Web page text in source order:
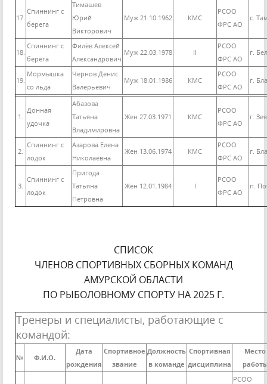
17.
Спиннинг с
берега
Тимашев
Юрий
Викторович
Муж 21.10.1962 КМС
РСОО
ФРС АО
с.
18.
Спиннинг с
берега
Филёв Алексей
Александрович
Муж 22.03.1978 II
РСОО
ФРС АО
г.
19.
Мормышка
со льда
Чернов Денис
Валерьевич
Муж 18.01.1986 КМС
РСОО
ФРС АО
г.
1.
Донная
удочка
Абазова
Татьяна
Владимировна
Жен 27.03.1971 КМС
РСОО
ФРС АО
г. Зея
2.
Спиннинг с
лодок
Азарова Елена
Николаевна
Жен 13.06.1974 КМС
РСОО
ФРС АО
г.
3.
Спиннинг с
лодок
Пригода
Татьяна
Петровна
Жен 12.01.1984 I
РСОО
ФРС АО
п.
СПИСОК
ЧЛЕНОВ СПОРТИВНЫХ СБОРНЫХ КОМАНД
АМУРСКОЙ ОБЛАСТИ
ПО РЫБОЛОВНОМУ СПОРТУ НА 2025 Г.
Тренеры и специалисты, работающие с
командой:
№ Ф.И.О.
Дата
рождения
Спортивное
звание
Должность
в команде
Спортивная
дисциплина
Место
РСОО